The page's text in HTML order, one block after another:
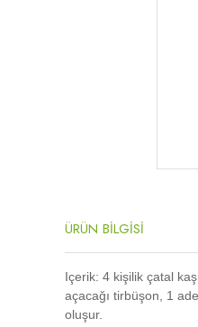
ÜRÜN BİLGİSİ
Içerik: 4 kişilik çatal
açacağı tirbüşon, 1
oluşur.